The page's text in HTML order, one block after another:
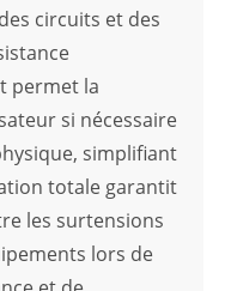
circuits et des
permet la
si nécessaire
simplifiant
totale garantit
les surtensions
lors de